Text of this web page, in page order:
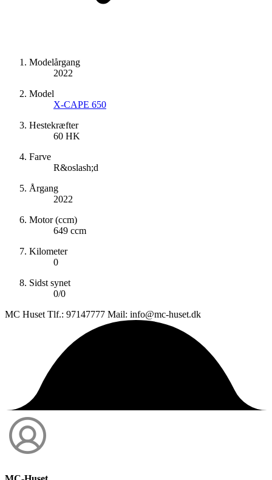
Modelårgang
2022
Model
X-CAPE 650
Hestekræfter
60 HK
Farve
R&oslash;d
Årgang
2022
Motor (ccm)
649 ccm
Kilometer
0
Sidst synet
0/0
MC Huset Tlf.: 97147777 Mail: info@mc-huset.dk